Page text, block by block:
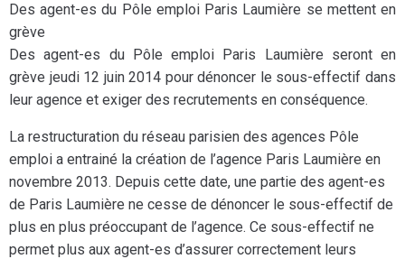
Des agent-es du Pôle emploi Paris Laumière se mettent en
grève
Des agent-es du Pôle emploi Paris Laumière seront en
grève jeudi 12 juin 2014 pour dénoncer le sous-effectif dans
leur agence et exiger des recrutements en conséquence.
La restructuration du réseau parisien des agences Pôle
emploi a entrainé la création de l’agence Paris Laumière en
novembre 2013. Depuis cette date, une partie des agent-es
de Paris Laumière ne cesse de dénoncer le sous-effectif de
plus en plus préoccupant de l’agence. Ce sous-effectif ne
permet plus aux agent-es d’assurer correctement leurs